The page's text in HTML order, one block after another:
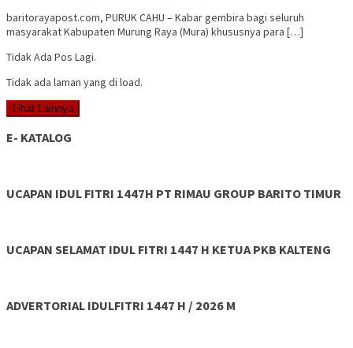
baritorayapost.com, PURUK CAHU – Kabar gembira bagi seluruh
masyarakat Kabupaten Murung Raya (Mura) khususnya para […]
Tidak Ada Pos Lagi.
Tidak ada laman yang di load.
Lihat Lainnya
E- KATALOG
UCAPAN IDUL FITRI 1447H PT RIMAU GROUP BARITO TIMUR
UCAPAN SELAMAT IDUL FITRI 1447 H KETUA PKB KALTENG
ADVERTORIAL IDULFITRI 1447 H / 2026 M